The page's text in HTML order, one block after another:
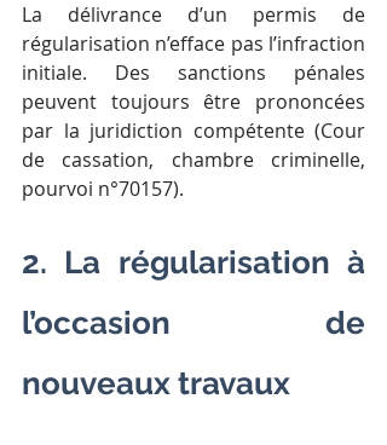
La délivrance d’un permis de
régularisation n’efface pas l’infraction
initiale. Des sanctions pénales
peuvent toujours être prononcées
par la juridiction compétente (Cour
de cassation, chambre criminelle,
pourvoi n°70157).
2. La régularisation à
l’occasion de
nouveaux travaux